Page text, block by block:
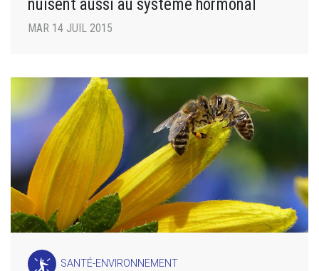
nuisent aussi au système hormonal
MAR 14 JUIL 2015
SANTÉ-ENVIRONNEMENT